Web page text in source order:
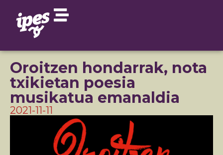
Oroitzen hondarrak, nota
txikietan poesia
musikatua emanaldia
2021-11-11